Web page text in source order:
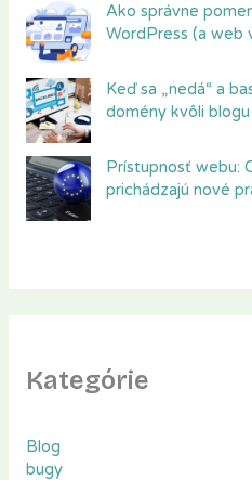
Ako správne
WordPress (a web
Keď sa „nedá“ a
domény kvôli blogu
Prístupnosť webu:
prichádzajú nové
Kategórie
Blog
bugy